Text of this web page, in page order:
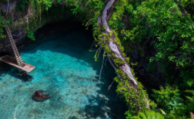
en tus flujos de trabajo sin
de RR. HH. globales y nóminas para
soluciones de RR. HH.
REMOTE